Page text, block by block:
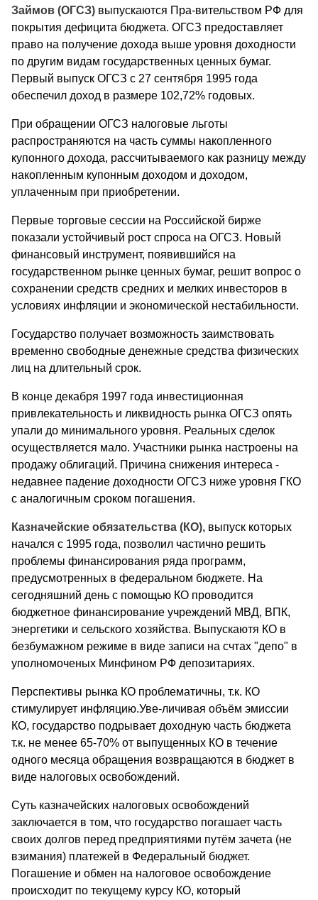
Займов (ОГСЗ) выпускаются Пра-вительством РФ для
покрытия дефицита бюджета. ОГСЗ предоставляет
право на получение дохода выше уровня доходности
по другим видам государственных ценных бумаг.
Первый выпуск ОГСЗ с 27 сентября 1995 года
обеспечил доход в размере 102,72% годовых.
При обращении ОГСЗ налоговые льготы
распространяются на часть суммы накопленного
купонного дохода, рассчитываемого как разницу между
накопленным купонным доходом и доходом,
уплаченным при приобретении.
Первые торговые сессии на Российской бирже
показали устойчивый рост спроса на ОГСЗ. Новый
финансовый инструмент, появившийся на
государственном рынке ценных бумаг, решит вопрос о
сохранении средств средних и мелких инвесторов в
условиях инфляции и экономической нестабильности.
Государство получает возможность заимствовать
временно свободные денежные средства физических
лиц на длительный срок.
В конце декабря 1997 года инвестиционная
привлекательность и ликвидность рынка ОГСЗ опять
упали до минимального уровня. Реальных сделок
осуществляется мало. Участники рынка настроены на
продажу облигаций. Причина снижения интереса -
недавнее падение доходности ОГСЗ ниже уровня ГКО
с аналогичным сроком погашения.
Казначейские обязательства (КО), выпуск которых
начался с 1995 года, позволил частично решить
проблемы финансирования ряда программ,
предусмотренных в федеральном бюджете. На
сегодняшний день с помощью КО проводится
бюджетное финансирование учреждений МВД, ВПК,
энергетики и сельского хозяйства. Выпускаютя КО в
безбумажном режиме в виде записи на счтах "депо" в
уполномоченых Минфином РФ депозитариях.
Перспективы рынка КО проблематичны, т.к. КО
стимулирует инфляцию.Уве-личивая объём эмиссии
КО, государство подрывает доходную часть бюджета
т.к. не менее 65-70% от выпущенных КО в течение
одного месяца обращения возвращаются в бюджет в
виде налоговых освобождений.
Суть казначейских налоговых освобождений
заключается в том, что государство погашает часть
своих долгов перед предприятиями путём зачета (не
взимания) платежей в Федеральный бюджет.
Погашение и обмен на налоговое освобождение
происходит по текущему курсу КО, который